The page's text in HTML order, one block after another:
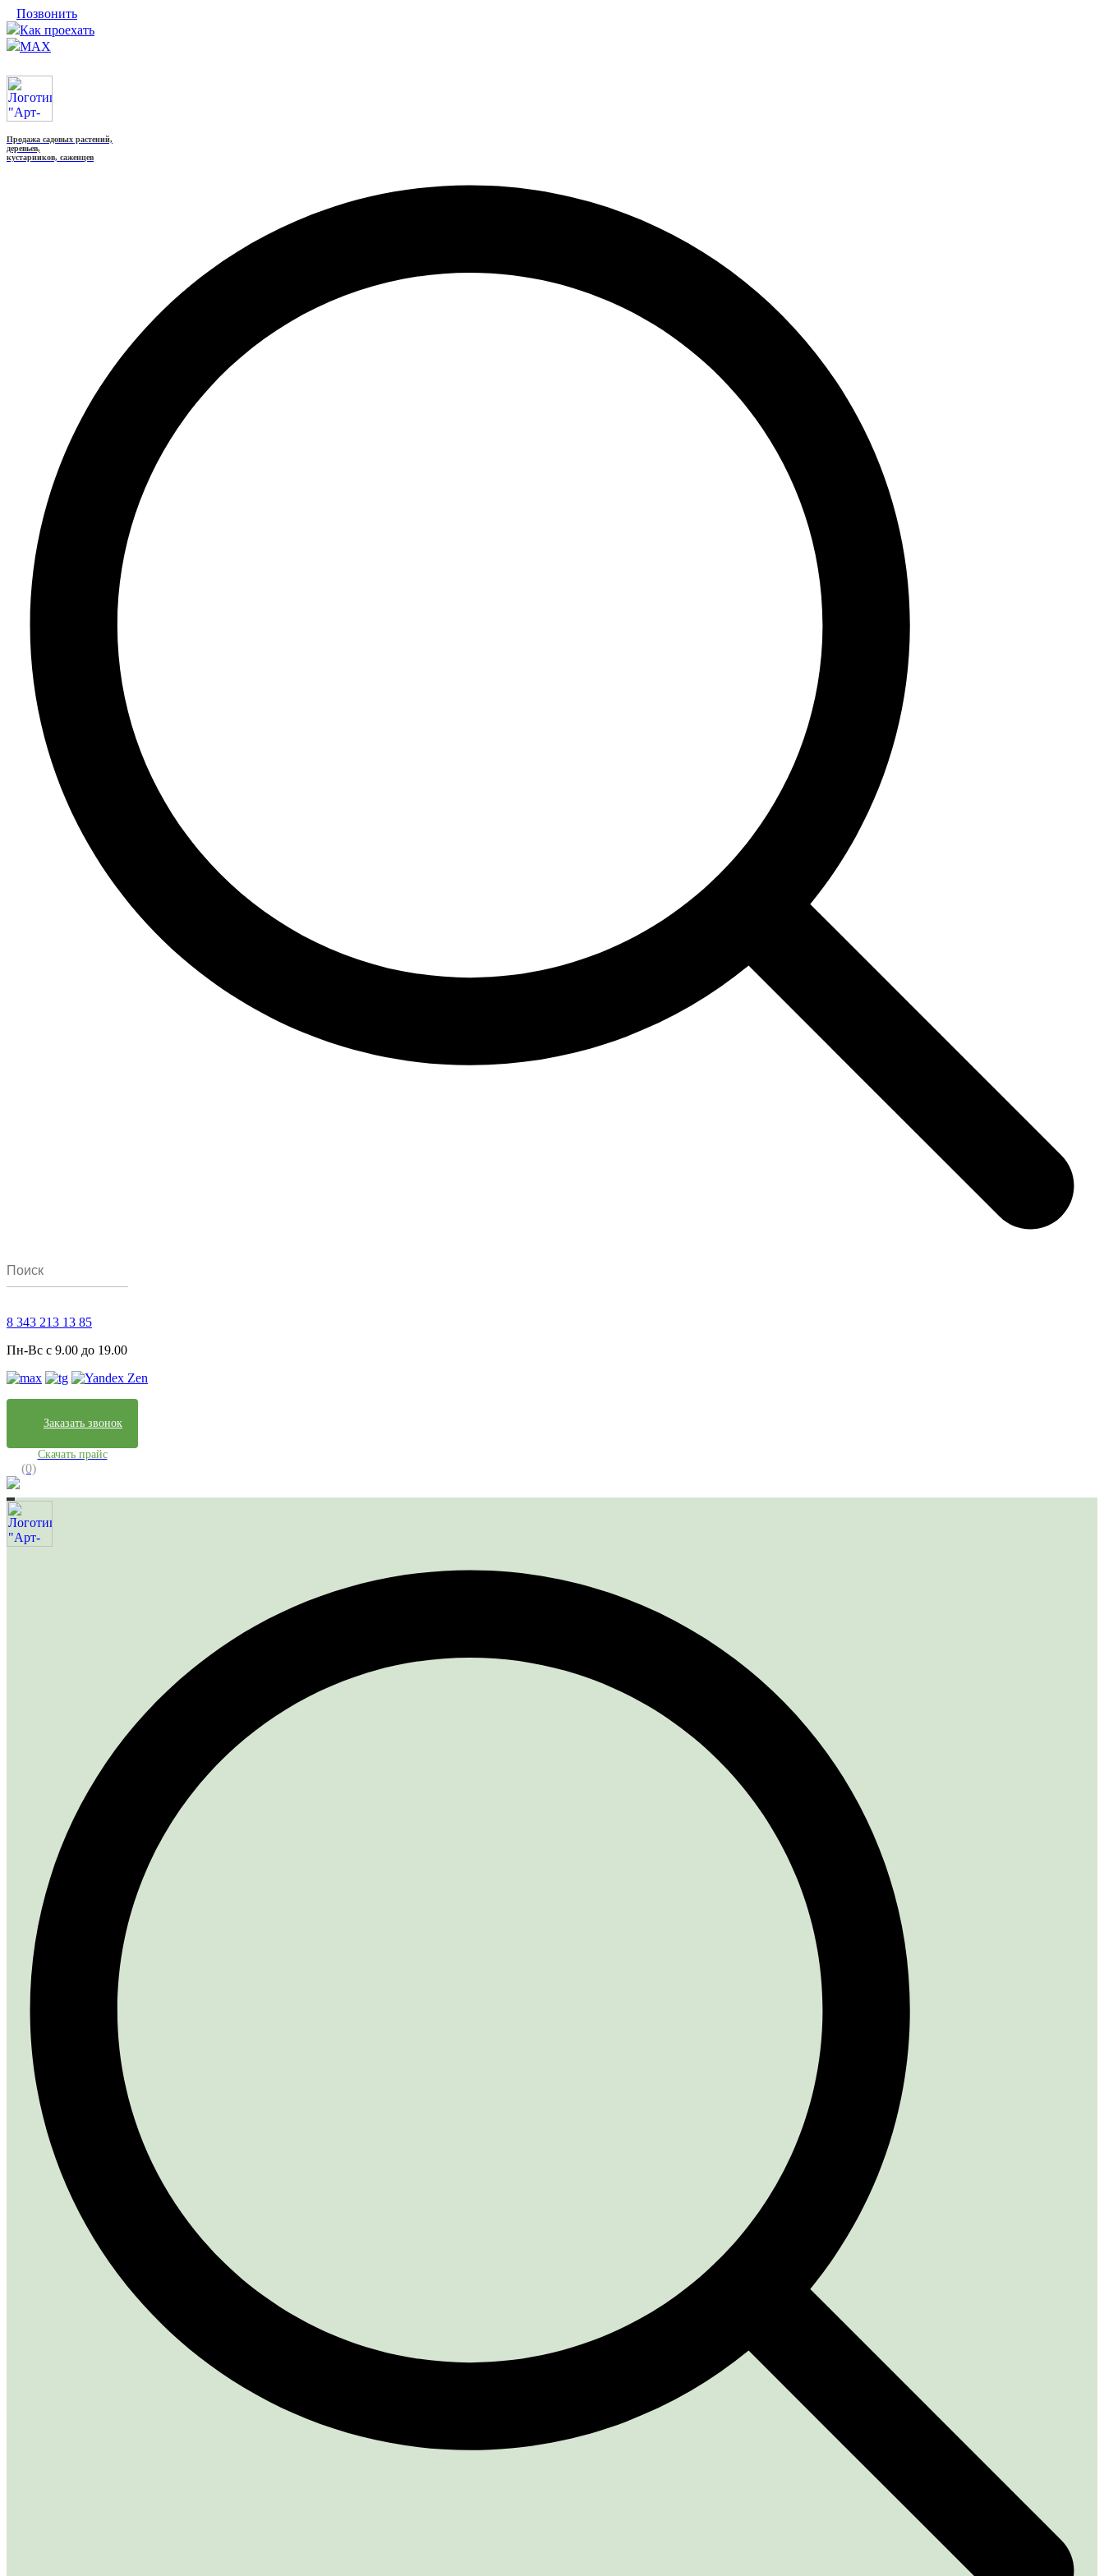
Позвонить
Как проехать
MAX
Продажа садовых растений,
деревьев,
кустарников, саженцев
8 343 213 13 85
Пн-Вс с 9.00 до 19.00
Заказать звонок
Скачать прайс
(0)